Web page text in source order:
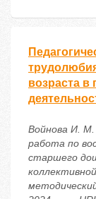
возраста в
Войнова И.
работа по
старшего